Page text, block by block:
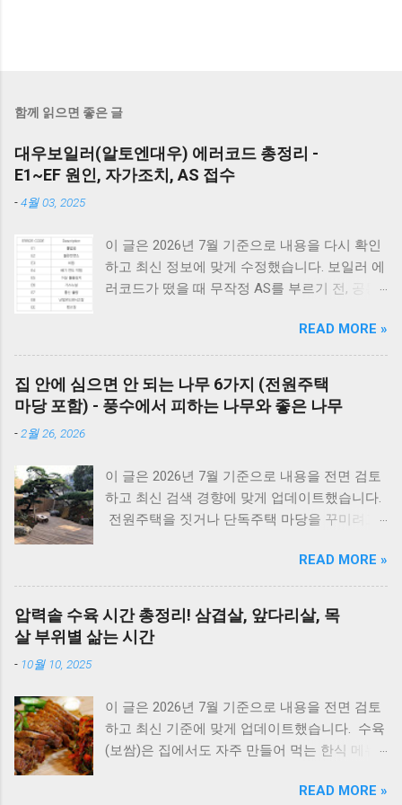
함께 읽으면 좋은 글
대우보일러(알토엔대우) 에러코드 총정리 -
E1~EF 원인, 자가조치, AS 접수
-4월 03, 2025
이 글은 2026년 7월 기준으로 내용을 다시 확인
하고 최신 정보에 맞게 수정했습니다. 보일러 에
러코드가 떴을 때 무작정 AS를 부르기 전, 공통
밸브가 열려 있는지, 2) 전원 플러그를 뽑았다가
5분 뒤 다시 꽂아보았는지(리셋), 3) 실내 온도
조절기의 설정이 올바른지 확인해보세요. 상세
코드는 아래에서 확인할 수 있습니다. E1부터 EF
까지 모든 대우보일러(알토엔대우) 에러코드의
드 E1~EF 원인과 해결법 (AS 전 자가점검, 수리
비) 🚨 잠깐! AS 부르기 전 이것만은 확인하세
요! 에러코드 E1 - 단수나 동파를 확인하세요.
드 E2 - 가스 밸브가 잠겨있지 않나요? 가스레인
지를 켜서 가스가 공급되는지 먼저 확인하세요.
리셋의 마법 - 코드를 뽑고 5분 뒤 다시 꽂는 것
만으로도 단순 센서 오류의 70%는 해결됩니다.
방법 E1 원인 : 물 부족, 단수, 동파 확인 : 급수밸
브·단수 여부 확인 조치 : 물 보충 후 리셋 ※ 반
복되면 AS 점검 E2 원인 : 불완전 연소, 가스 공
급 이상 확인 : 가스밸브, 가스레인지 작동 여부
조치 : 가스 확인 후 리셋 E3 원인 : 과열(비등) 확
READ MORE »
집 안에 심으면 안 되는 나무 6가지 (전원주택
마당 포함) - 풍수에서 피하는 나무와 좋은 나무
- 2월 26, 2026
이 글은 2026년 7월 기준으로 내용을 전면 검토
하고 최신 검색 경향에 맞게 업데이트했습니다.
전원주택을 짓거나 단독주택 마당을 꾸미려고
다. 바로 ‘ 집 안에 심으면 안 되는 나무 ’ 입니다.
여기서 말하는 ‘집 안’은 실내 화분만을 뜻하는
게 아니라, 담장 안 마당과 집터 전체를 두고 하
는 말입니다. 요즘은 보기 좋은 조경수만 고르기
보다는, 풍수 인테리어라든지 집터의 기운, 재물
위기와 흐름에 어떤 영향을 줄지 한 번 더 고민
하게 됩니다. 인터넷에는 여러 이야기가 있지만,
대부분은 풍수와 민간 신앙에서 전해 내려온 내
다. 이 글에서는 전통적인 의미와 실제 조경 관
READ MORE »
압력솥 수육 시간 총정리! 삼겹살, 앞다리살, 목
살 부위별 삶는 시간
- 10월 10, 2025
이 글은 2026년 7월 기준으로 내용을 전면 검토
하고 최신 기준에 맞게 업데이트했습니다. 수육
(보쌈)은 집에서도 자주 만들어 먹는 한식 메뉴
때문에 선뜻 도전하지 못하는 분들도 많습니다.
READ MORE »